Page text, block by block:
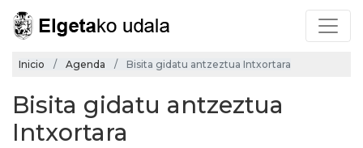
Inicio Agenda Bisita gidatu antzeztua Intxortara
Bisita gidatu antzeztua
Intxortara